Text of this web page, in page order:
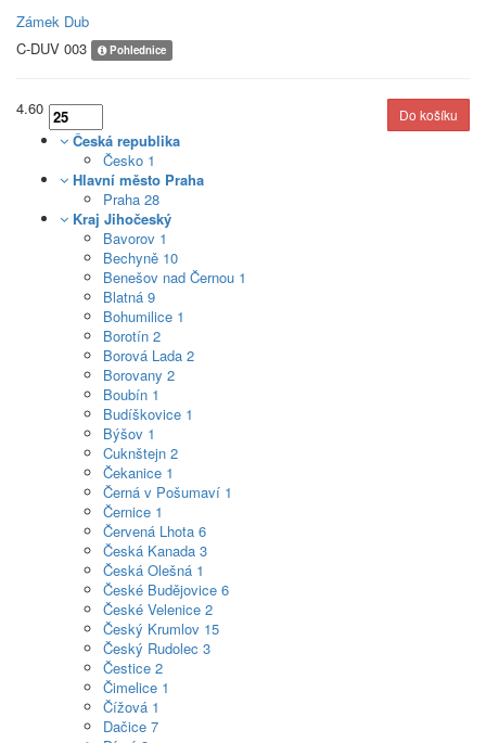
Zámek Dub
C-DUV 003
Pohlednice
4.60
Česká republika
Česko 1
Hlavní město Praha
Praha 28
Kraj Jihočeský
Bavorov 1
Bechyně 10
Benešov nad Černou 1
Blatná 9
Bohumilice 1
Borotín 2
Borová Lada 2
Borovany 2
Boubín 1
Budíškovice 1
Býšov 1
Cuknštejn 2
Čekanice 1
Černá v Pošumaví 1
Černice 1
Červená Lhota 6
Česká Kanada 3
Česká Olešná 1
České Budějovice 6
České Velenice 2
Český Krumlov 15
Český Rudolec 3
Čestice 2
Čimelice 1
Čížová 1
Dačice 7